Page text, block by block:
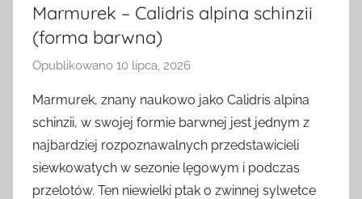
Marmurek – Calidris alpina schinzii
(forma barwna)
Opublikowano 10 lipca, 2026
z
e
z
a
d
Marmurek, znany naukowo jako Calidris alpina
schinzii, w swojej formie barwnej jest jednym z
najbardziej rozpoznawalnych przedstawicieli
siewkowatych w sezonie lęgowym i podczas
przelotów. Ten niewielki ptak o zwinnej sylwetce